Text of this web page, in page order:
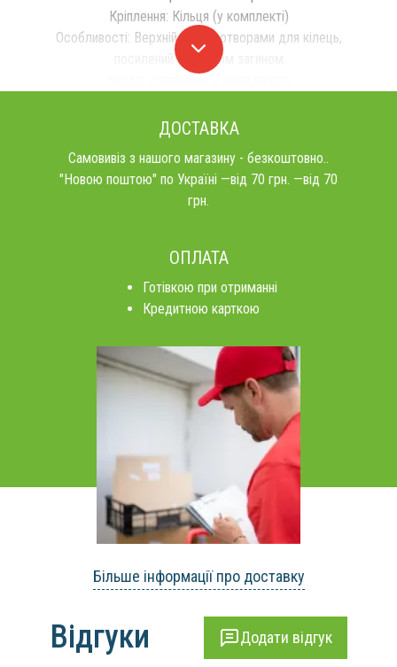
Кріплення: Кільця (у комплекті)
Особливості: Верхній край з отворами для кілець,
посилений подвійним загином
ДОСТАВКА
Самовивіз з нашого магазину - безкоштовно..
"Новою поштою" по Україні —від 70 грн. —від 70
грн.
ОПЛАТА
Готівкою при отриманні
Кредитною карткою
Більше інформації про доставку
Відгуки Додати відгук